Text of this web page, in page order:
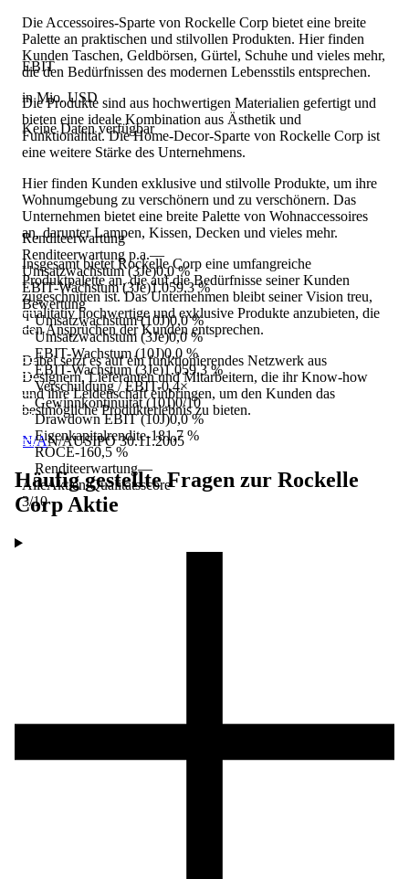
EBIT
in Mio. USD
Keine Daten verfügbar
Renditeerwartung
Renditeerwartung p.a.—
Umsatzwachstum (3Je)0,0 %
EBIT-Wachstum (3Je)1.059,3 %
Bewertung
Umsatzwachstum (10J)0,0 %
Umsatzwachstum (3Je)0,0 %
EBIT-Wachstum (10J)0,0 %
EBIT-Wachstum (3Je)1.059,3 %
Verschuldung / EBIT-0,4×
Gewinnkontinuität (10J)0/10
Drawdown EBIT (10J)0,0 %
Eigenkapitalrendite-181,7 %
ROCE-160,5 %
Renditeerwartung—
AlleAktien Qualitätsscore
3/10
Die Accessoires-Sparte von Rockelle Corp bietet eine breite
Palette an praktischen und stilvollen Produkten. Hier finden
Kunden Taschen, Geldbörsen, Gürtel, Schuhe und vieles mehr,
die den Bedürfnissen des modernen Lebensstils entsprechen.
Die Produkte sind aus hochwertigen Materialien gefertigt und
bieten eine ideale Kombination aus Ästhetik und
Funktionalität. Die Home-Decor-Sparte von Rockelle Corp ist
eine weitere Stärke des Unternehmens.
Hier finden Kunden exklusive und stilvolle Produkte, um ihre
Wohnumgebung zu verschönern und zu verschönern. Das
Unternehmen bietet eine breite Palette von Wohnaccessoires
an, darunter Lampen, Kissen, Decken und vieles mehr.
Insgesamt bietet Rockelle Corp eine umfangreiche
Produktpalette an, die auf die Bedürfnisse seiner Kunden
zugeschnitten ist. Das Unternehmen bleibt seiner Vision treu,
qualitativ hochwertige und exklusive Produkte anzubieten, die
den Ansprüchen der Kunden entsprechen.
Dabei setzt es auf ein funktionierendes Netzwerk aus
Designern, Lieferanten und Mitarbeitern, die ihr Know-how
und ihre Leidenschaft einbringen, um den Kunden das
bestmögliche Produkterlebnis zu bieten.
N/AN/AUSIPO30.11.2005
Häufig gestellte Fragen zur Rockelle
Corp Aktie